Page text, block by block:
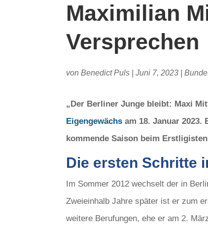
Maximilian
Versprechen
vonBenedict Puls |Juni 7, 2023 |
„Der Berliner Junge bleibt: Maxi
Eigengewächs am 18. Januar
kommende Saison beim
Die ersten Schritte
Im Sommer 2012 wechselt der in
Zweieinhalb Jahre später ist er zum
weitere Berufungen, ehe er am 2.